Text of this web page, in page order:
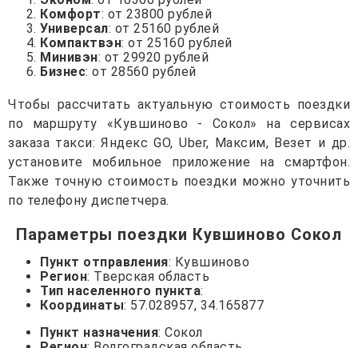
Комфорт: от 23800 рублей
Универсал: от 25160 рублей
Компактвэн: от 25160 рублей
Минивэн: от 29920 рублей
Бизнес: от 28560 рублей
Чтобы рассчитать актуальную стоимость поездки
по маршруту «Кувшиново - Сокол» на сервисах
заказа такси: Яндекс GO, Uber, Максим, Везет и др.
установите мобильное приложение на смартфон.
Также точную стоимость поездки можно уточнить
по телефону диспетчера.
Параметры поездки Кувшиново Сокол
Пункт отправления: Кувшиново
Регион: Тверская область
Тип населенного пункта:
Координаты: 57.028957, 34.165877
Пункт назначения: Сокол